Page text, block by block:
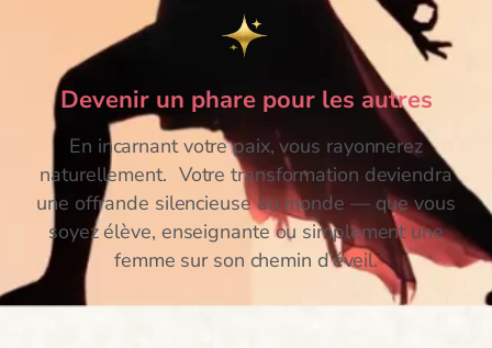
Devenir un phare pour les autres
En incarnant votre paix, vous rayonnerez
naturellement. Votre transformation deviendra
une offrande silencieuse au monde — que vous
soyez élève, enseignante ou simplement une
femme sur son chemin d’éveil.